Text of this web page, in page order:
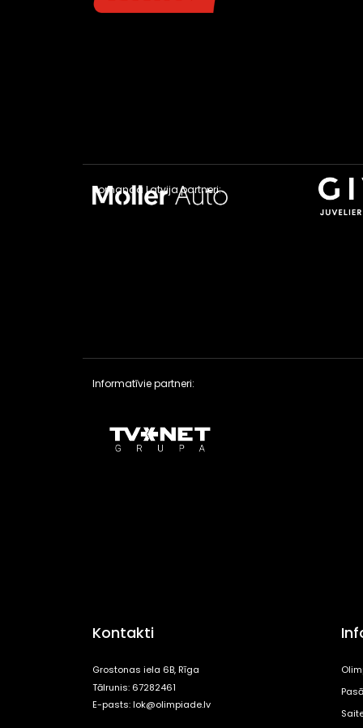
Komanda Latvija partneri:
Informatīvie partneri:
Kontakti
Grostonas iela 6B, Rīga
Tālrunis: 67282461
E-pasts:lok@olimpiade.lv